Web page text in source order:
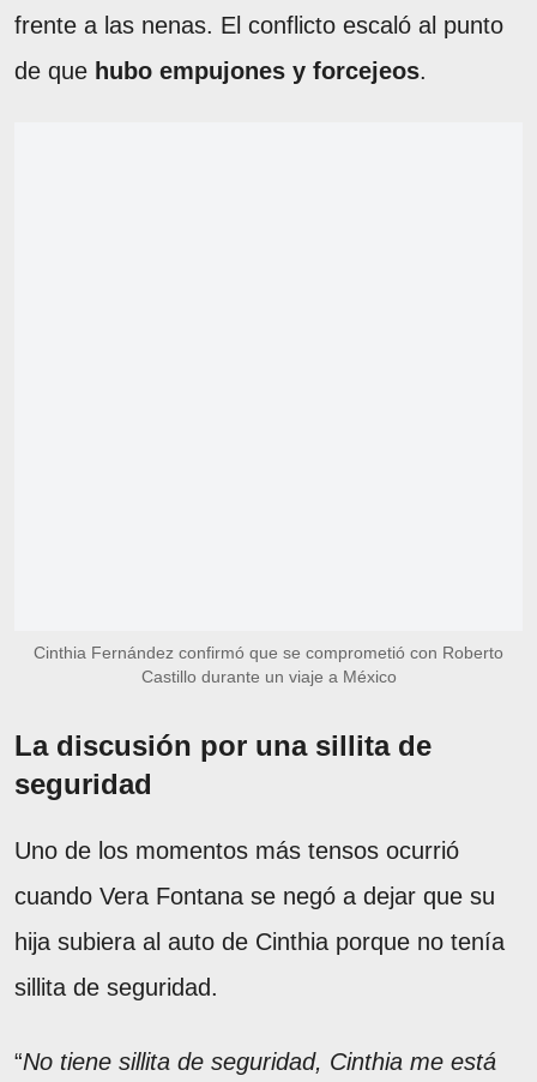
frente a las nenas. El conflicto escaló al punto
de que hubo empujones y forcejeos.
Cinthia Fernández confirmó que se comprometió con Roberto
Castillo durante un viaje a México
La discusión por una sillita de
seguridad
Uno de los momentos más tensos ocurrió
cuando Vera Fontana se negó a dejar que su
hija subiera al auto de Cinthia porque no tenía
sillita de seguridad.
“No tiene sillita de seguridad, Cinthia me está